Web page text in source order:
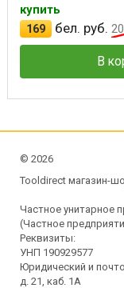
купить
169
бел. руб.
В
© 2026
Tooldirect магазин-
Частное унитарное
(Частное
Реквизиты:
УНП 190929577
Юридический и
д. 21, каб. 1А